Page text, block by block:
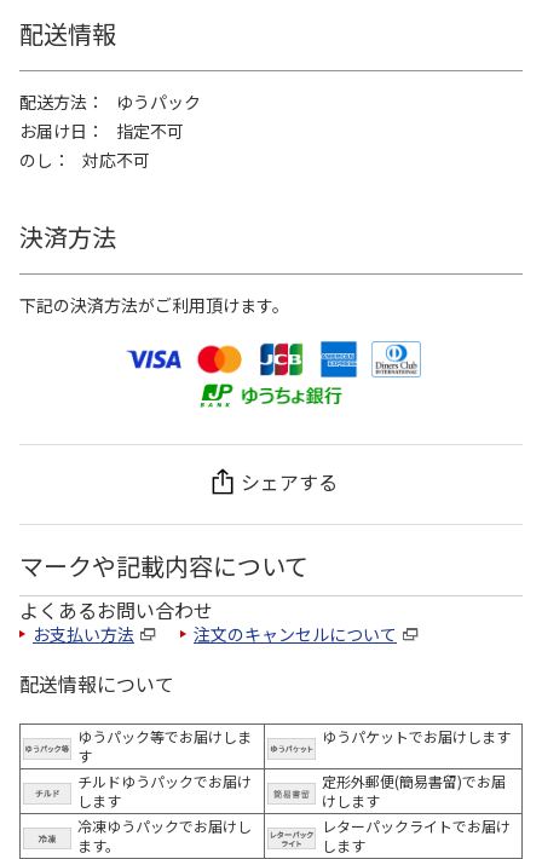
配送情報
配送方法
ゆうパック
お届け日
指定不可
のし
対応不可
決済方法
下記の決済方法がご利用頂けます。
シェアする
マークや記載内容について
よくあるお問い合わせ
お支払い方法 注文のキャンセルについて
配送情報について
ゆうパック等でお届けしま
す
ゆうパケットでお届けします
チルドゆうパックでお届け
します
定形外郵便(簡易書留)でお届
けします
冷凍ゆうパックでお届けし
ます。
レターパックライトでお届け
します